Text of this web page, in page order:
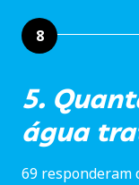
8
5.
água
69 responderam